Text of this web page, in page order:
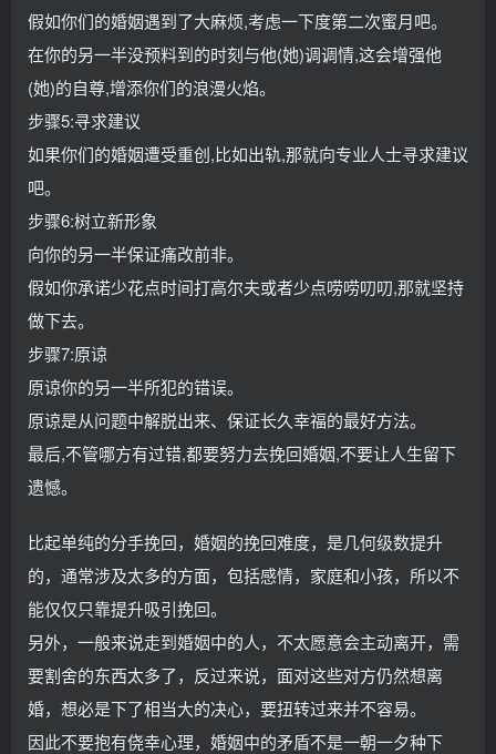
假如你们的婚姻遇到了大麻烦,考虑一下度第二次蜜月吧。
在你的另一半没预料到的时刻与他(她)调调情,这会增强他
(她)的自尊,增添你们的浪漫火焰。
步骤5:寻求建议
如果你们的婚姻遭受重创,比如出轨,那就向专业人士寻求建议
吧。
步骤6:树立新形象
向你的另一半保证痛改前非。
假如你承诺少花点时间打高尔夫或者少点唠唠叨叨,那就坚持
做下去。
步骤7:原谅
原谅你的另一半所犯的错误。
原谅是从问题中解脱出来、保证长久幸福的最好方法。
最后,不管哪方有过错,都要努力去挽回婚姻,不要让人生留下
遗憾。
比起单纯的分手挽回，婚姻的挽回难度，是几何级数提升
的，通常涉及太多的方面，包括感情，家庭和小孩，所以不
能仅仅只靠提升吸引挽回。
另外，一般来说走到婚姻中的人，不太愿意会主动离开，需
要割舍的东西太多了，反过来说，面对这些对方仍然想离
婚，想必是下了相当大的决心，要扭转过来并不容易。
因此不要抱有侥幸心理，婚姻中的矛盾不是一朝一夕种下